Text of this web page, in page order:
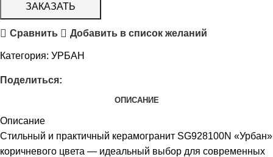
ЗАКАЗАТЬ
Сравнить Добавить в список желаний
Категория: УРБАН
Поделиться:
ОПИСАНИЕ
Описание
Стильный и практичный керамогранит SG928100N «Урбан»
коричневого цвета — идеальный выбор для современных